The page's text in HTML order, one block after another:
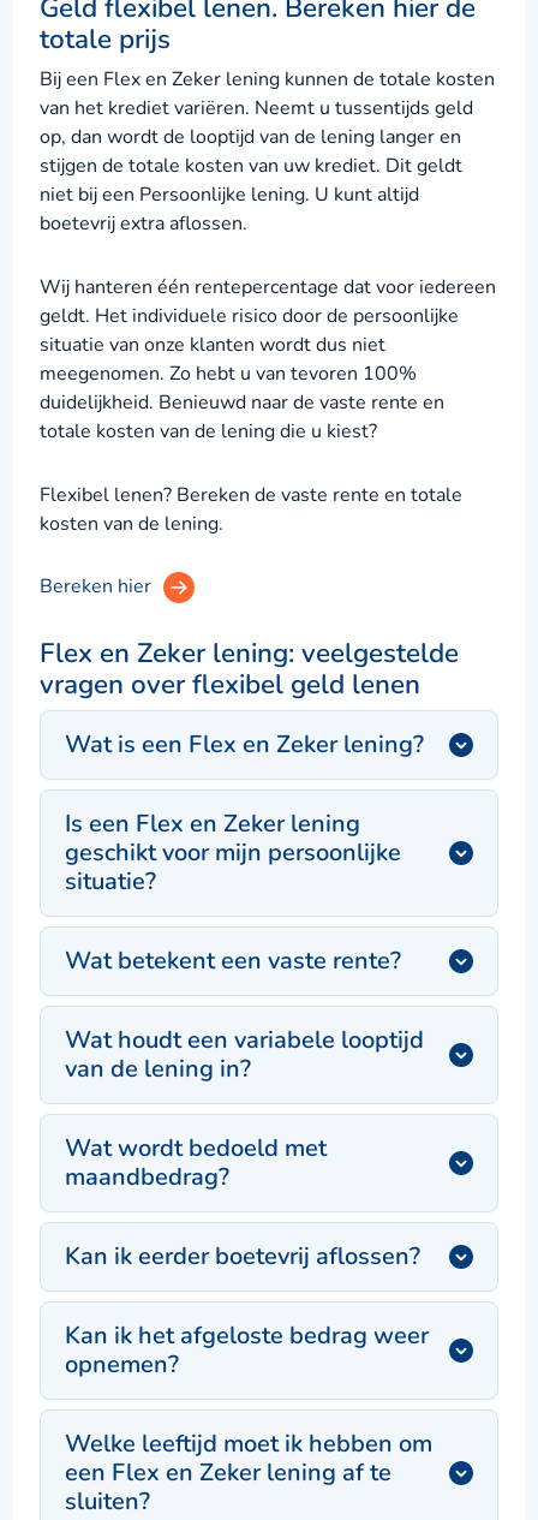
Geld flexibel lenen. Bereken hier de
totale prijs
Bij een Flex en Zeker lening kunnen de totale kosten
van het krediet variëren. Neemt u tussentijds geld
op, dan wordt de looptijd van de lening langer en
stijgen de totale kosten van uw krediet. Dit geldt
niet bij een Persoonlijke lening. U kunt altijd
boetevrij extra aflossen.
Wij hanteren één rentepercentage dat voor iedereen
geldt. Het individuele risico door de persoonlijke
situatie van onze klanten wordt dus niet
meegenomen. Zo hebt u van tevoren 100%
duidelijkheid. Benieuwd naar de vaste rente en
totale kosten van de lening die u kiest?
Flexibel lenen? Bereken de vaste rente en totale
kosten van de lening.
Bereken hier
Flex en Zeker lening: veelgestelde
vragen over flexibel geld lenen
Wat is een Flex en Zeker lening?
Is een Flex en Zeker lening
geschikt voor mijn persoonlijke
situatie?
Wat betekent een vaste rente?
Wat houdt een variabele looptijd
van de lening in?
Wat wordt bedoeld met
maandbedrag?
Kan ik eerder boetevrij aflossen?
Kan ik het afgeloste bedrag weer
opnemen?
Welke leeftijd moet ik hebben om
een Flex en Zeker lening af te
sluiten?